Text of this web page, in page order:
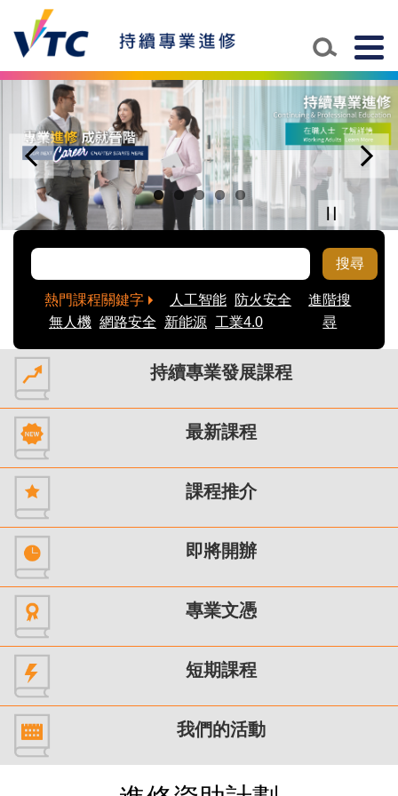
搜尋
熱門課程關鍵字 人工智能
防火安全
無人機 網路安全 新能源 工業4.0
進階搜
尋
持續專業發展課程
最新課程
課程推介
即將開辦
專業文憑
短期課程
我們的活動